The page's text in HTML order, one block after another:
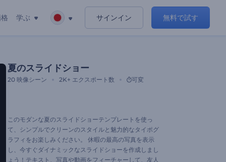
学ぶ サインイン 無料で試す
夏のスライドショー
20 映像シーン 2K+ エクスポート数 可変
このモダンな夏のスライドショーテンプレートを使っ
て、シンプルでクリーンのスタイルと魅力的なタイポグ
ラフィをお楽しみください。 休暇の最高の写真を表示
し、今すぐダイナミックなスライドショーを作成しまし
ょう！テキスト、写真や動画をフィーチャーして、友人